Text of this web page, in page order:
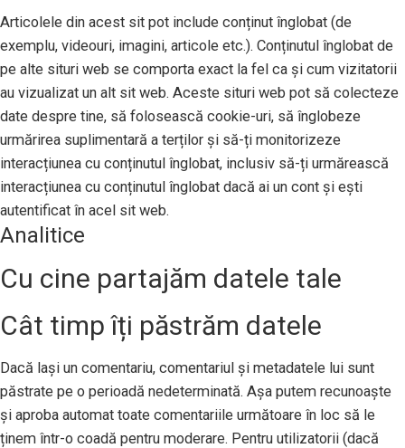
Articolele din acest sit pot include conținut înglobat (de
exemplu, videouri, imagini, articole etc.). Conținutul înglobat de
pe alte situri web se comporta exact la fel ca și cum vizitatorii
au vizualizat un alt sit web. Aceste situri web pot să colecteze
date despre tine, să folosească cookie-uri, să înglobeze
urmărirea suplimentară a terților și să-ți monitorizeze
interacțiunea cu conținutul înglobat, inclusiv să-ți urmărească
interacțiunea cu conținutul înglobat dacă ai un cont și ești
autentificat în acel sit web.
Analitice
Cu cine partajăm datele tale
Cât timp îți păstrăm datele
Dacă lași un comentariu, comentariul și metadatele lui sunt
păstrate pe o perioadă nedeterminată. Așa putem recunoaște
și aproba automat toate comentariile următoare în loc să le
ținem într-o coadă pentru moderare. Pentru utilizatorii (dacă